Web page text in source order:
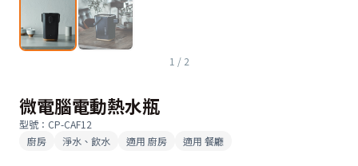
1 / 2
微電腦電動熱水瓶
型號 ： CP-CAF12
廚房
淨水、飲水 適用 廚房 適用 餐廳